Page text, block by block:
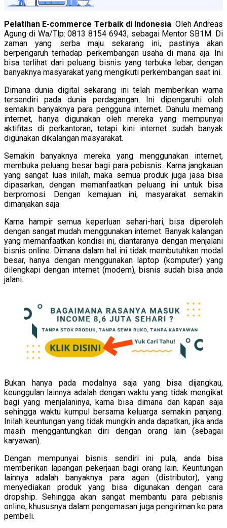
Pelatihan E-commerce Terbaik di Indonesia. Oleh Andreas
Agung di Wa/Tlp: 0813 8154 6943, sebagai Mentor SB1M. Di
zaman yang serba maju sekarang ini, pastinya akan
berpengaruh terhadap perkembangan usaha di mana aja. Ini
bisa terlihat dari peluang bisnis yang terbuka lebar, dengan
banyaknya masyarakat yang mengikuti perkembangan saat ini.
Dimana dunia digital sekarang ini telah memberikan warna
tersendiri pada dunia perdagangan. Ini dipengaruhi oleh
semakin banyaknya para pengguna internet. Dahulu memang
internet, hanya digunakan oleh mereka yang mempunyai
aktifitas di perkantoran, tetapi kini internet sudah banyak
digunakan dikalangan masyarakat.
Semakin banyaknya mereka yang menggunakan internet,
membuka peluang besar bagi para pebisnis. Karna jangkauan
yang sangat luas inilah, maka semua produk juga jasa bisa
dipasarkan, dengan memanfaatkan peluang ini untuk bisa
berpromosi. Dengan kemajuan ini, masyarakat semakin
dimanjakan saja.
Karna hampir semua keperluan sehari-hari, bisa diperoleh
dengan sangat mudah menggunakan internet. Banyak kalangan
yang memanfaatkan kondisi ini, diantaranya dengan menjalani
bisnis online. Dimana dalam hal ini tidak membutuhkan modal
besar, hanya dengan menggunakan laptop (komputer) yang
dilengkapi dengan internet (modem), bisnis sudah bisa anda
jalani.
Bukan hanya pada modalnya saja yang bisa dijangkau,
keunggulan lainnya adalah dengan waktu yang tidak mengikat
bagi yang menjalaninya, karna bisa dimana dan kapan saja
sehingga waktu kumpul bersama keluarga semakin panjang.
Inilah keuntungan yang tidak mungkin anda dapatkan, jika anda
masih menggantungkan diri dengan orang lain (sebagai
karyawan).
Dengan mempunyai bisnis sendiri ini pula, anda bisa
memberikan lapangan pekerjaan bagi orang lain. Keuntungan
lainnya adalah banyaknya para agen (distributor), yang
menyediakan produk yang bisa digunakan dengan cara
dropship. Sehingga akan sangat membantu para pebisnis
online, khususnya dalam pengemasan juga pengiriman ke para
pembeli.